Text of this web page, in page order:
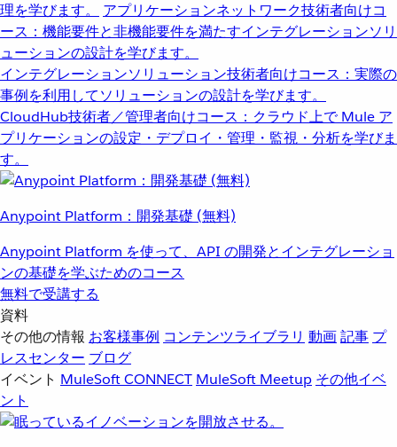
理を学びます。 アプリケーションネットワーク技術者向けコ
ース：機能要件と非機能要件を満たすインテグレーションソリ
ューションの設計を学びます。
インテグレーションソリューション技術者向けコース：実際の
事例を利用してソリューションの設計を学びます。
CloudHub技術者／管理者向けコース：クラウド上で Mule ア
プリケーションの設定・デプロイ・管理・監視・分析を学びま
す。
Anypoint Platform：開発基礎 (無料)
Anypoint Platform を使って、API の開発とインテグレーショ
ンの基礎を学ぶためのコース
無料で受講する
資料
その他の情報 お客様事例 コンテンツライブラリ 動画記事 プ
レスセンター ブログ
イベント MuleSoft CONNECT MuleSoft Meetup その他イベ
ント